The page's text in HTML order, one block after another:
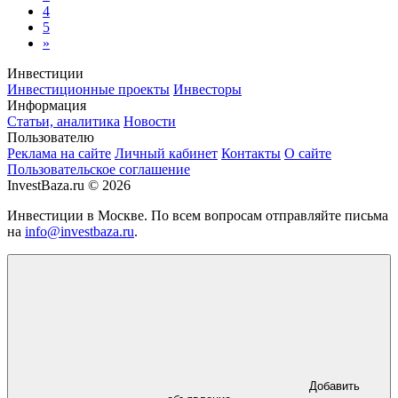
4
5
»
Инвестиции
Инвестиционные проекты Инвесторы
Информация
Статьи, аналитика Новости
Пользователю
Реклама на сайте Личный кабинет Контакты О сайте
Пользовательское соглашение
InvestBaza.ru © 2026
Инвестиции в Москве. По всем вопросам отправляйте письма
на info@investbaza.ru.
Добавить